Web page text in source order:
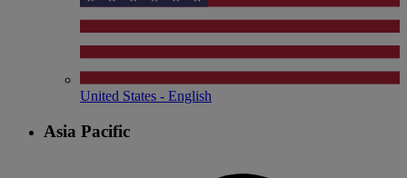
United States - English
Asia Pacific